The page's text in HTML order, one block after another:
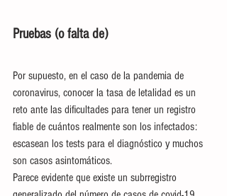
Pruebas (o falta de)
Por supuesto, en el caso de la pandemia de
coronavirus, conocer la tasa de letalidad es un
reto ante las dificultades para tener un registro
fiable de cuántos realmente son los infectados:
escasean los tests para el diagnóstico y muchos
son casos asintomáticos.
Parece evidente que existe un subrregistro